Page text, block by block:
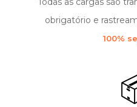
obrigatório e
100%